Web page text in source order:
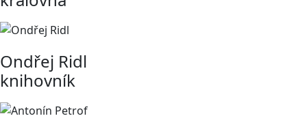
Ondřej Ridl
knihovník